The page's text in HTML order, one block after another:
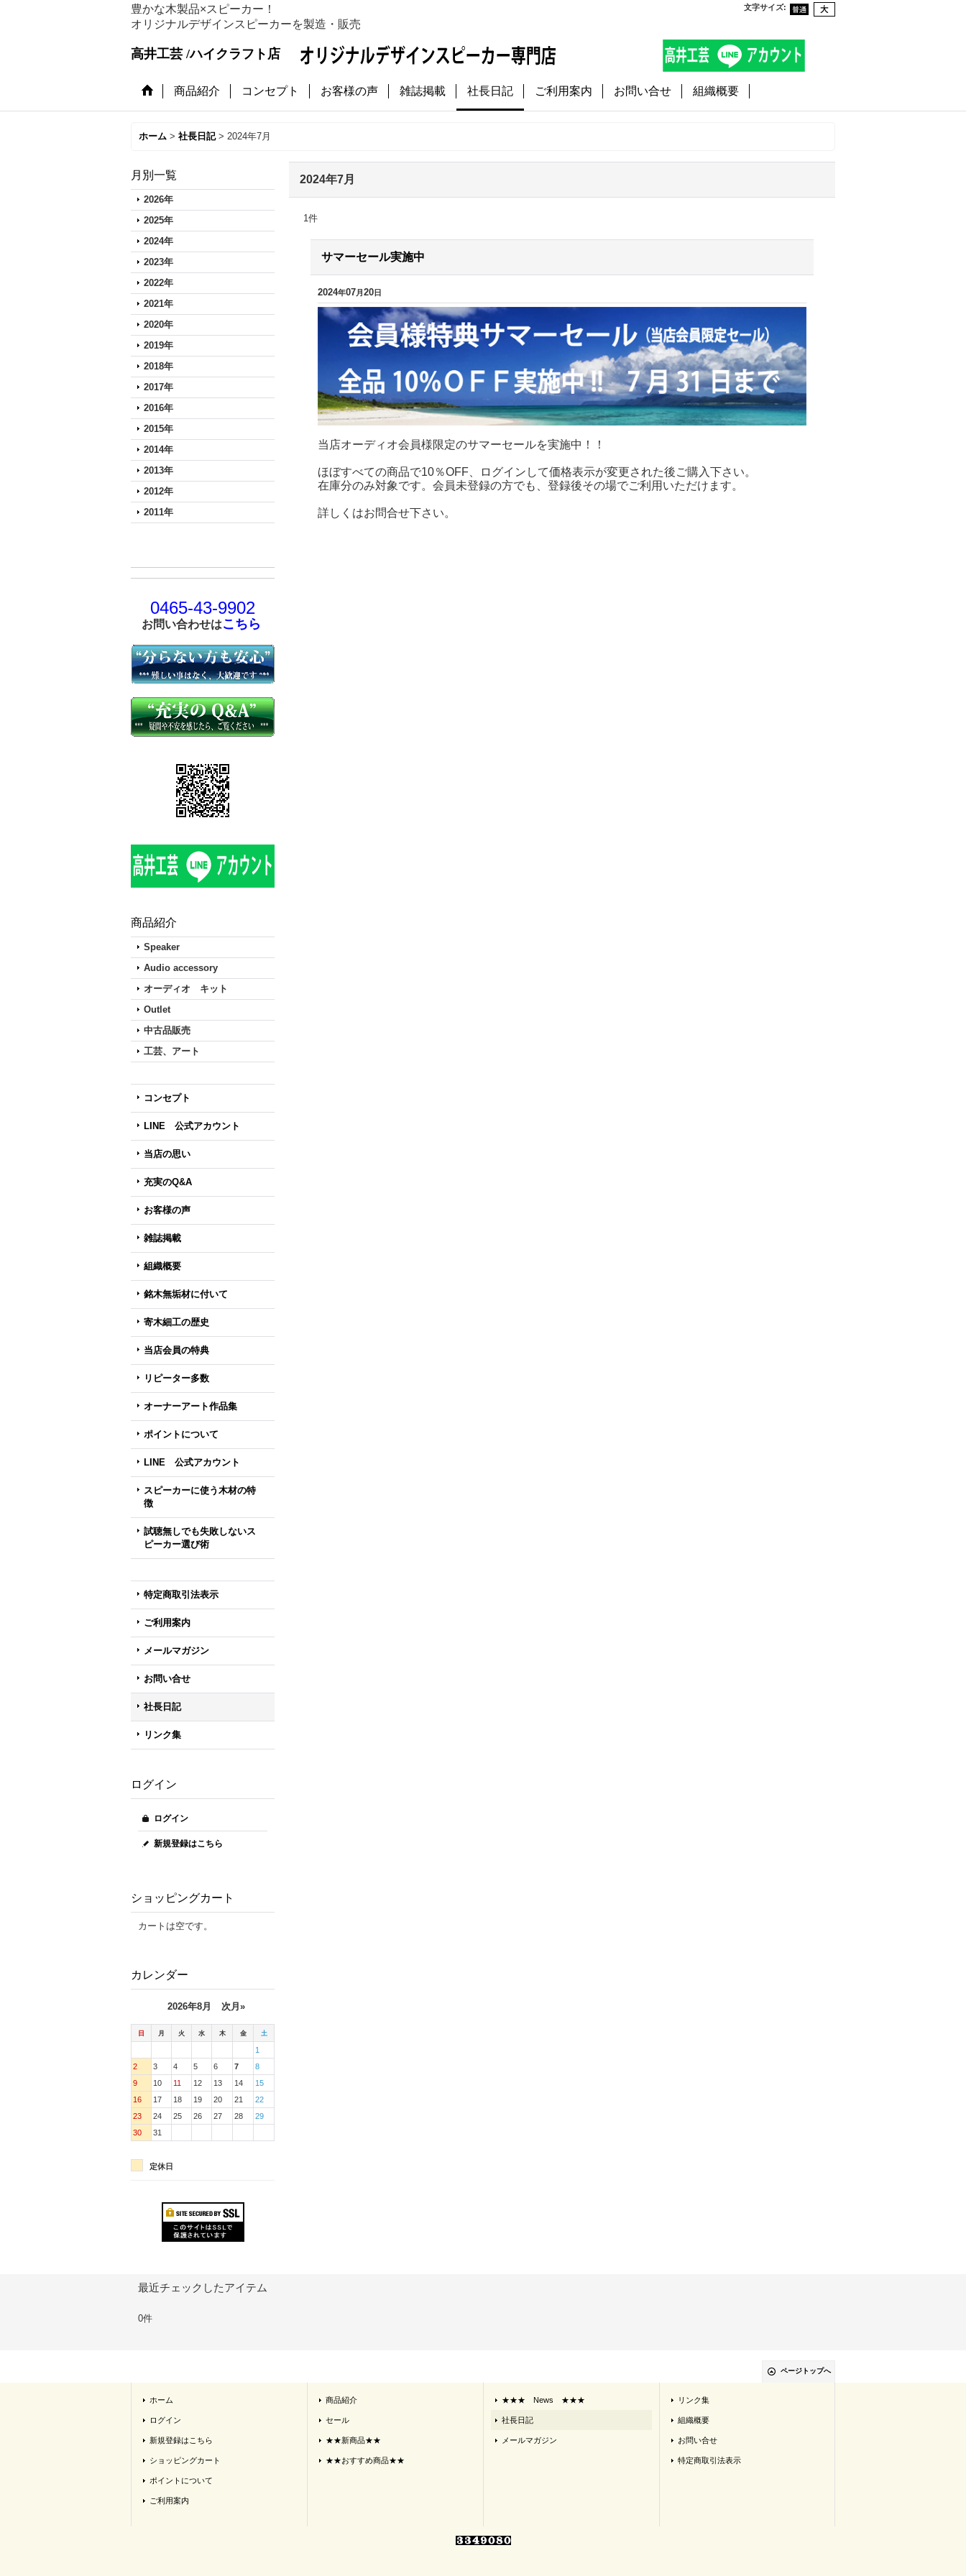
豊かな木製品×スピーカー！
オリジナルデザインスピーカーを製造・販売
文字サイズ:
高井工芸 /ハイクラフト店
商品紹介 コンセプト お客様の声 雑誌掲載 社長日記 ご利用案内 お問い合せ 組織概要
ホーム > 社長日記 > 2024年7月
月別一覧
2026年
2025年
2024年
2023年
2022年
2021年
2020年
2019年
2018年
2017年
2016年
2015年
2014年
2013年
2012年
2011年
0465-43-9902
お問い合わせはこちら
商品紹介
Speaker
Audio accessory
オーディオ キット
Outlet
中古品販売
工芸、アート
コンセプト
LINE 公式アカウント
当店の思い
充実のQ&A
お客様の声
雑誌掲載
組織概要
銘木無垢材に付いて
寄木細工の歴史
当店会員の特典
リピーター多数
オーナーアート作品集
ポイントについて
LINE 公式アカウント
スピーカーに使う木材の特
徴
試聴無しでも失敗しないス
ピーカー選び術
特定商取引法表示
ご利用案内
メールマガジン
お問い合せ
社長日記
リンク集
ログイン
ログイン
新規登録はこちら
ショッピングカート
カートは空です。
カレンダー
2026年8月 次月»
日 月 火 水 木 金 土
1
2
3 4 5 6 7
8
9
10 11 12 13 14
15
16
17 18 19 20 21
22
23
24 25 26 27 28
29
30
31
定休日
2024年7月
1件
サマーセール実施中
2024年07月20日
当店オーディオ会員様限定のサマーセールを実施中！！
ほぼすべての商品で10％OFF、ログインして価格表示が変更された後ご購入下さい。
在庫分のみ対象です。会員未登録の方でも、登録後その場でご利用いただけます。
詳しくはお問合せ下さい。
最近チェックしたアイテム
0件
ページトップへ
ホーム
ログイン
新規登録はこちら
ショッピングカート
ポイントについて
ご利用案内
商品紹介
セール
★★新商品★★
★★おすすめ商品★★
★★★ News ★★★
社長日記
メールマガジン
リンク集
組織概要
お問い合せ
特定商取引法表示